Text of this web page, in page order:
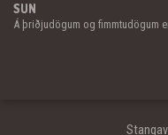
SUN
Á þriðjudögum og fimmtudögum